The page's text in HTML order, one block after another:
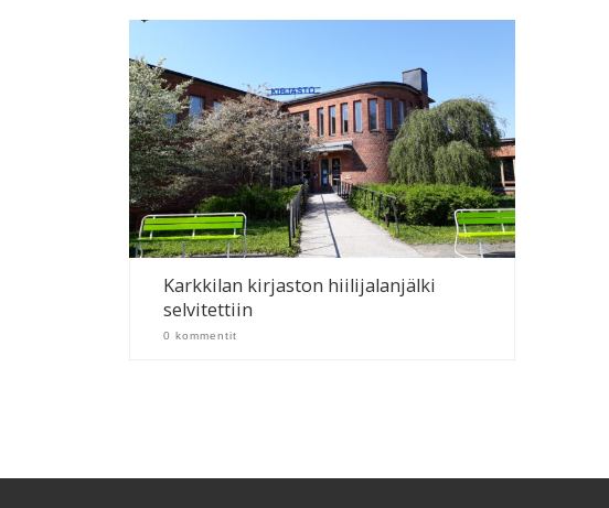
Karkkilan kirjaston hiilijalanjälki
selvitettiin
0 kommentit